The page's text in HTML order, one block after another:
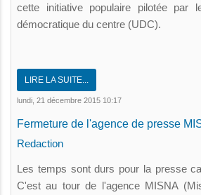
cette initiative populaire pilotée par
démocratique du centre (UDC).
LIRE LA SUITE...
lundi, 21 décembre 2015 10:17
Fermeture de l'agence de presse
Redaction
Les temps sont durs pour la presse
C'est au tour de l'agence MISNA